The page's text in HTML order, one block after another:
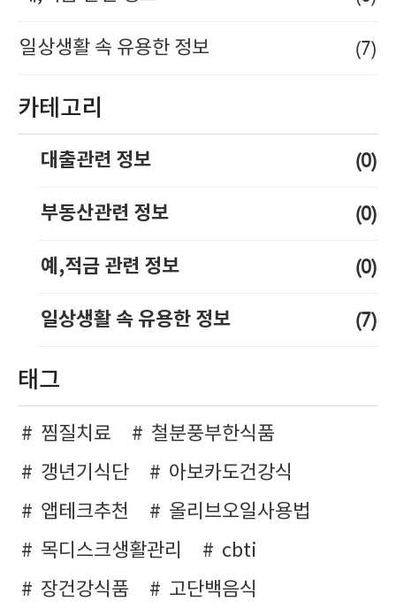
일상생활 속 유용한 정보 (7)
카테고리
대출관련 정보 (0)
부동산관련 정보 (0)
예,적금 관련 정보 (0)
일상생활 속 유용한 정보 (7)
태그
찜질치료
철분풍부한식품
갱년기식단
아보카도건강식
앱테크추천
올리브오일사용법
목디스크생활관리
cbti
장건강식품
고단백음식